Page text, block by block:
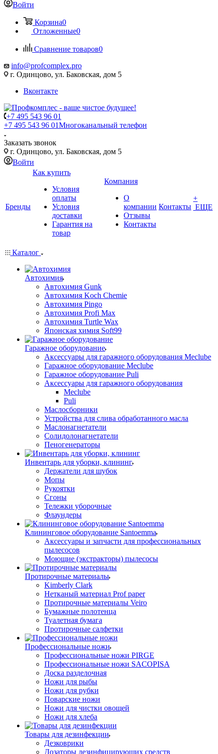
Войти
Корзина0
Отложенные0
Сравнение товаров0
info@profcomplex.pro
г. Одинцово, ул. Баковская, дом 5
Вконтакте
+7 495 543 96 01
+7 495 543 96 01Многоканальный телефон
Заказать звонок
г. Одинцово, ул. Баковская, дом 5
Войти
Бренды
Как купить
Условия
оплаты
Условия
доставки
Гарантия на
товар
Компания
О
компании
Отзывы
Контакты
Контакты
+
ЕЩЕ
Каталог
Автохимия
Автохимия Gunk
Автохимия Koch Chemie
Автохимия Pingo
Автохимия Profi Max
Автохимия Turtle Wax
Японская химия Soft99
Гаражное оборудование
Аксессуары для гаражного оборудования Meclube
Гаражное оборудование Meclube
Гаражное оборудование Puli
Аксессуары для гаражного оборудования
Meclube
Puli
Маслосборники
Устройства для слива обработанного масла
Маслонагнетатели
Солидолонагнетатели
Пеногенераторы
Инвентарь для уборки, клининг
Держатели для шубок
Мопы
Рукоятки
Сгоны
Тележки уборочные
Флаундеры
Клининговое оборудование Santoemma
Аксессуары и запчасти для профессиональных
пылесосов
Моющие (экстракторы) пылесосы
Протирочные материалы
Kimberly Clark
Нетканый материал Prof paper
Протирочные материалы Veiro
Бумажные полотенца
Туалетная бумага
Протирочные салфетки
Профессиональные ножи
Профессиональные ножи PIRGE
Профессиональные ножи SACOPISA
Доска разделочная
Ножи для рыбы
Ножи для рубки
Поварские ножи
Ножи для чистки овощей
Ножи для хлеба
Товары для дезинфекции
Дезковрики
Дозаторы дезинфицирующих средств